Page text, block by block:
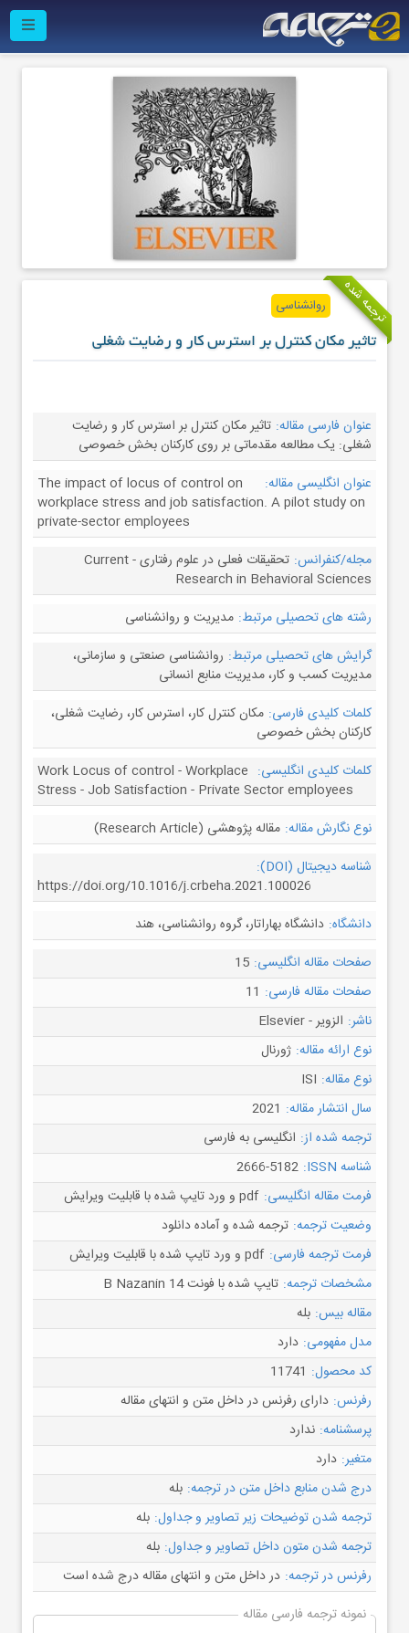
ترجمه شده روانشناسی
تاثیر مکان کنترل بر استرس کار و رضایت شغلی
عنوان فارسی مقاله: تاثیر مکان کنترل بر استرس کار و رضایت
شغلی: یک مطالعه مقدماتی بر روی کارکنان بخش خصوصی
عنوان انگلیسی مقاله:
The impact of locus of control on
workplace stress and job satisfaction. A pilot study on
private-sector employees
مجله/کنفرانس:
تحقیقات فعلی در علوم رفتاری - Current
Research in Behavioral Sciences
رشته های تحصیلی مرتبط: مدیریت و روانشناسی
گرایش های تحصیلی مرتبط: روانشناسی صنعتی و سازمانی،
مدیریت کسب و کار، مدیریت منابع انسانی
کلمات کلیدی فارسی: مکان کنترل کار، استرس کار، رضایت شغلی،
کارکنان بخش خصوصی
کلمات کلیدی انگلیسی: Work Locus of control - Workplace
Stress - Job Satisfaction - Private Sector employees
نوع نگارش مقاله: مقاله پژوهشی (Research Article)
شناسه دیجیتال (DOI):
https://doi.org/10.1016/j.crbeha.2021.100026
دانشگاه: دانشگاه بهاراتار، گروه روانشناسی، هند
صفحات مقاله انگلیسی: 15
صفحات مقاله فارسی: 11
ناشر: الزویر - Elsevier
نوع ارائه مقاله: ژورنال
نوع مقاله: ISI
سال انتشار مقاله: 2021
ترجمه شده از: انگلیسی به فارسی
شناسه ISSN:
2666-5182
فرمت مقاله انگلیسی: pdf و ورد تایپ شده با قابلیت ویرایش
وضعیت ترجمه: ترجمه شده و آماده دانلود
فرمت ترجمه فارسی: pdf و ورد تایپ شده با قابلیت ویرایش
مشخصات ترجمه: تایپ شده با فونت B Nazanin 14
مقاله بیس: بله
مدل مفهومی: دارد
کد محصول: 11741
رفرنس: دارای رفرنس در داخل متن و انتهای مقاله
پرسشنامه: ندارد
متغیر: دارد
درج شدن منابع داخل متن در ترجمه: بله
ترجمه شدن توضیحات زیر تصاویر و جداول: بله
ترجمه شدن متون داخل تصاویر و جداول: بله
رفرنس در ترجمه: در داخل متن و انتهای مقاله درج شده است
نمونه ترجمه فارسی مقاله